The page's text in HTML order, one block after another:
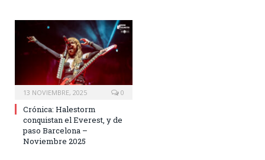
13 NOVIEMBRE, 2025 0
Crónica: Halestorm
conquistan el Everest, y de
paso Barcelona –
Noviembre 2025